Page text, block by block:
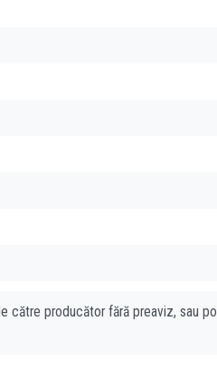
către producător fără preaviz, sau